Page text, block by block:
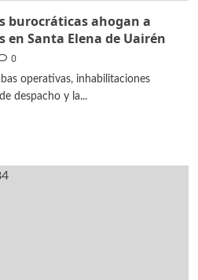
burocráticas ahogan a
en Santa Elena de Uairén
0
operativas, inhabilitaciones
despacho y la...